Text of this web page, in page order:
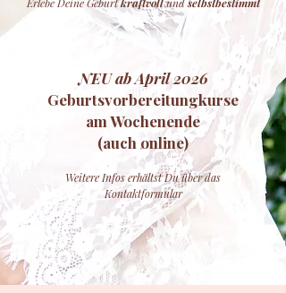
NEU ab April 2026
Geburtsvorbereitungkurse
am Wochenende
(auch online)
Weitere Infos erhältst Du über das
Kontaktformular